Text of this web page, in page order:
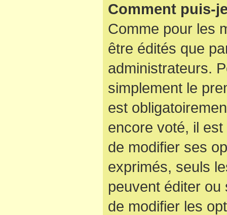
Comment puis-
Comme pour les
être édités que
administrateurs.
simplement le
est
encore voté, il
de modifier ses
exprimés, seuls
peuvent éditer
de modifier les